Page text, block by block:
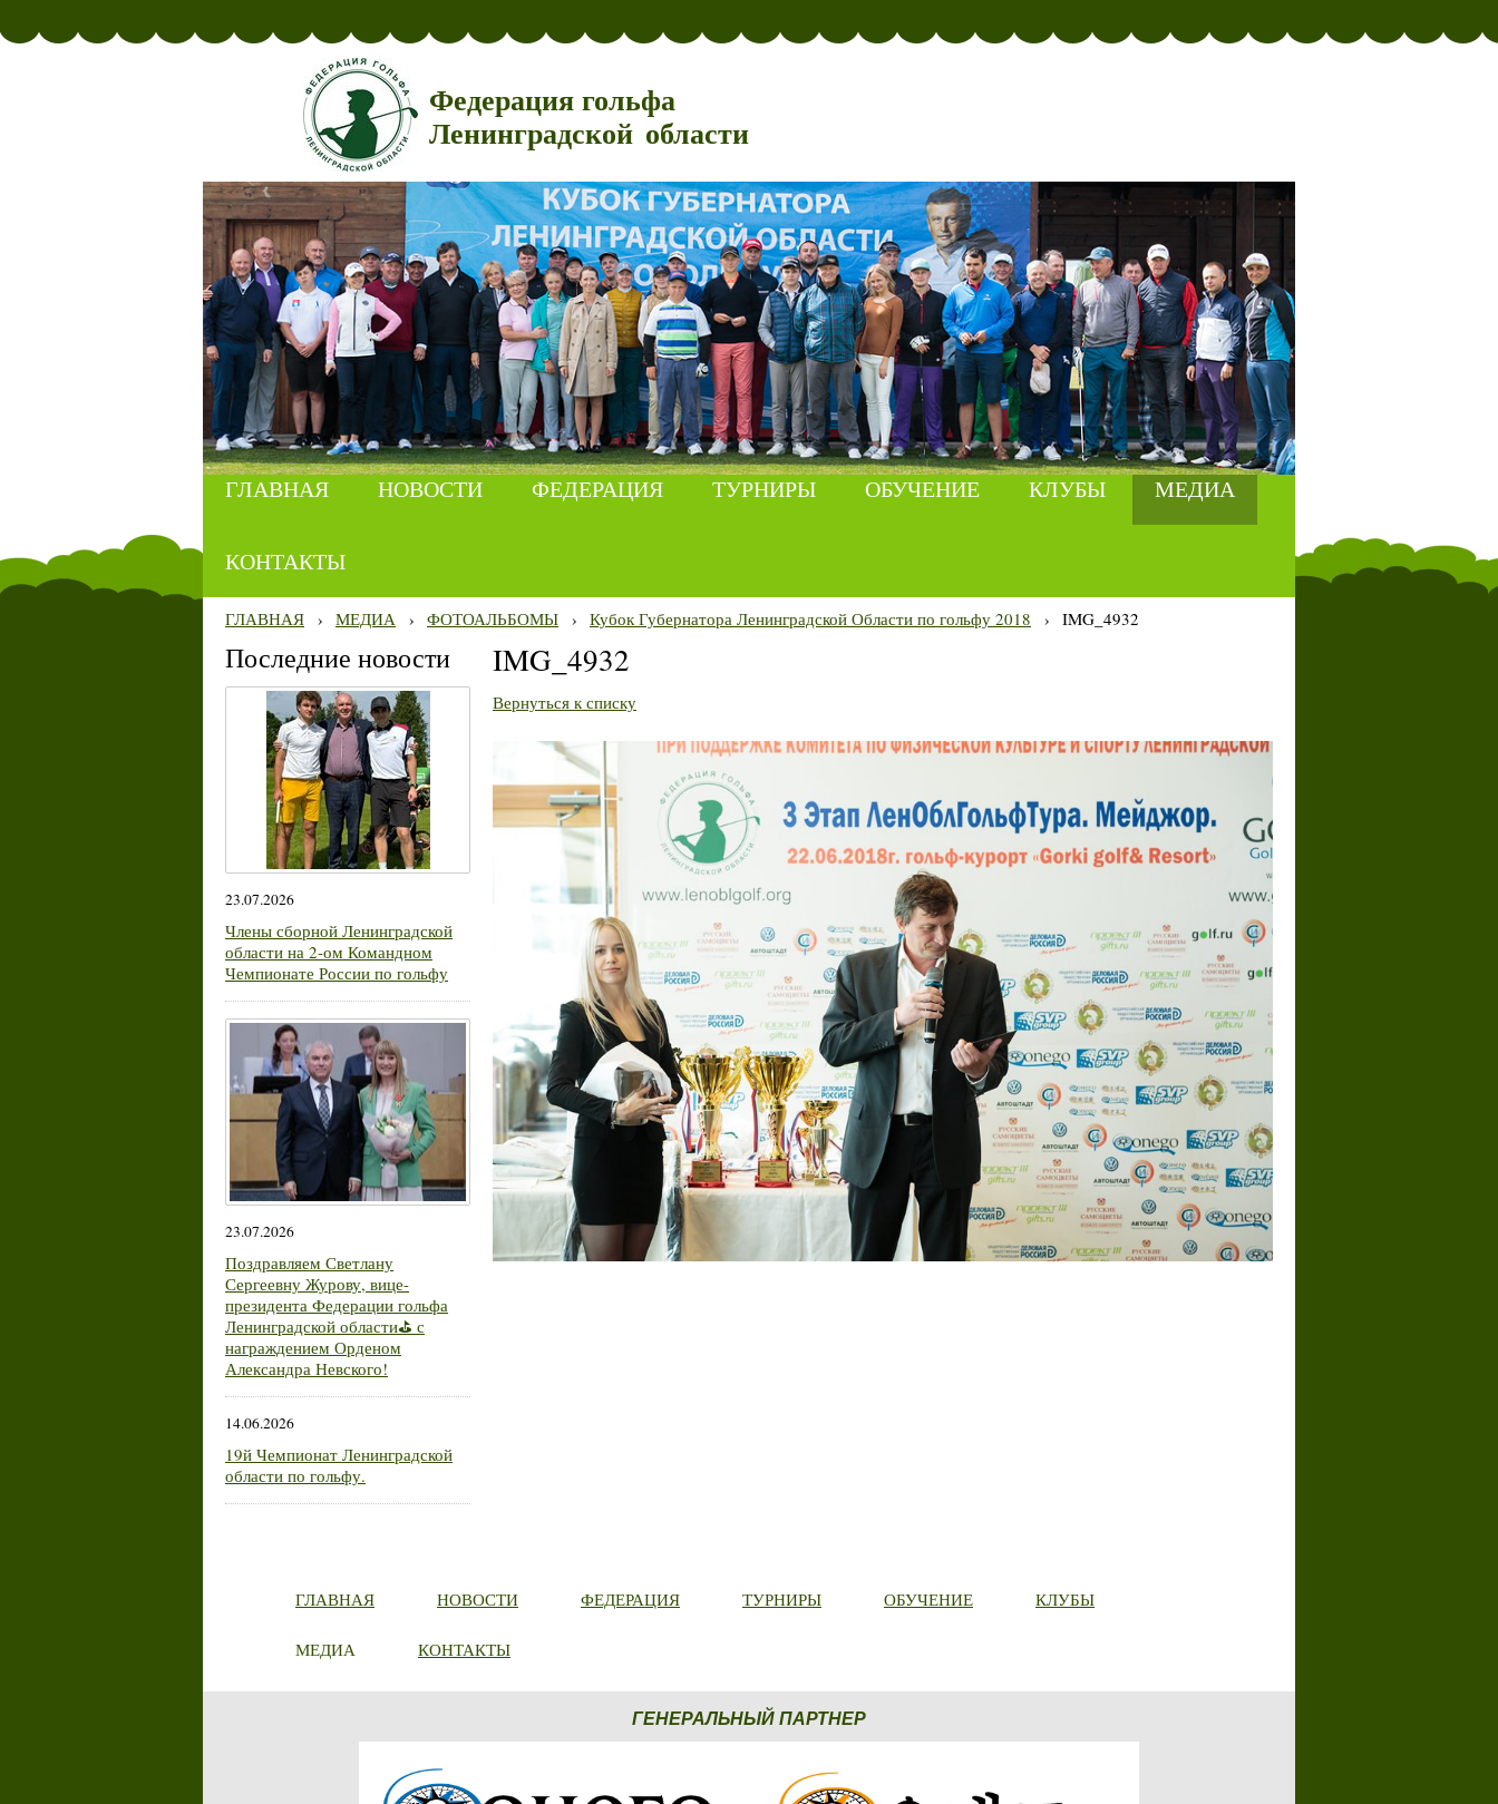
Федерация гольфа
Ленинградской области
ГЛАВНАЯ НОВОСТИ ФЕДЕРАЦИЯ ТУРНИРЫ ОБУЧЕНИЕ КЛУБЫ МЕДИА
КОНТАКТЫ
ГЛАВНАЯ › МЕДИА › ФОТОАЛЬБОМЫ › Кубок Губернатора Ленинградской Области по гольфу 2018 › IMG_4932
Последние новости
23.07.2026
Члены сборной Ленинградской
области на 2-ом Командном
Чемпионате России по гольфу
23.07.2026
Поздравляем Светлану
Сергеевну Журову, вице-
президента Федерации гольфа
Ленинградской области⛳ с
награждением Орденом
Александра Невского!
14.06.2026
19й Чемпионат Ленинградской
области по гольфу.
IMG_4932
Вернуться к списку
ГЛАВНАЯ НОВОСТИ ФЕДЕРАЦИЯ ТУРНИРЫ ОБУЧЕНИЕ КЛУБЫ
МЕДИА КОНТАКТЫ
ГЕНЕРАЛЬНЫЙ ПАРТНЕР